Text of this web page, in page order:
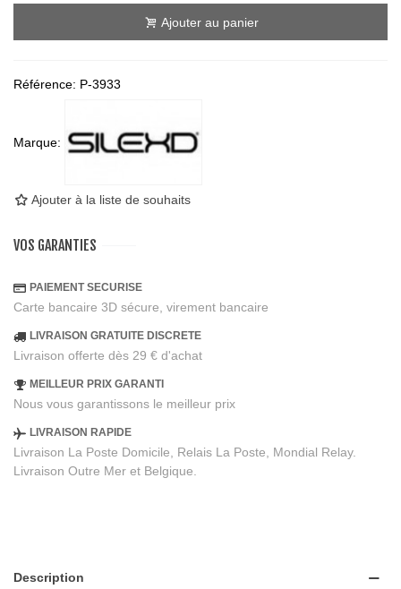
Ajouter au panier
Référence: P-3933
Marque:
Ajouter à la liste de souhaits
VOS GARANTIES
PAIEMENT SECURISE
Carte bancaire 3D sécure, virement bancaire
LIVRAISON GRATUITE DISCRETE
Livraison offerte dès 29 € d'achat
MEILLEUR PRIX GARANTI
Nous vous garantissons le meilleur prix
LIVRAISON RAPIDE
Livraison La Poste Domicile, Relais La Poste, Mondial Relay.
Livraison Outre Mer et Belgique.
Description